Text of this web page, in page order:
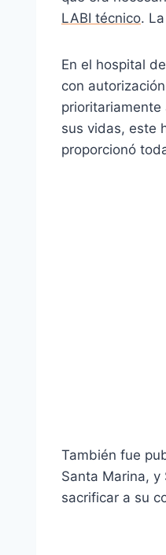
LABI técnico.
En el hospital
con
sus vidas, este
proporcionó
También fue
Santa Marina,
sacrificar a su